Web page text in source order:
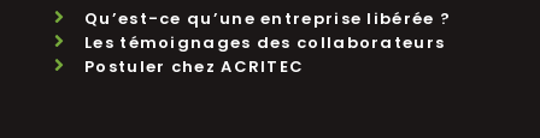
Qu’est-ce qu’une entreprise libérée ?
Les témoignages des collaborateurs
Postuler chez ACRITEC